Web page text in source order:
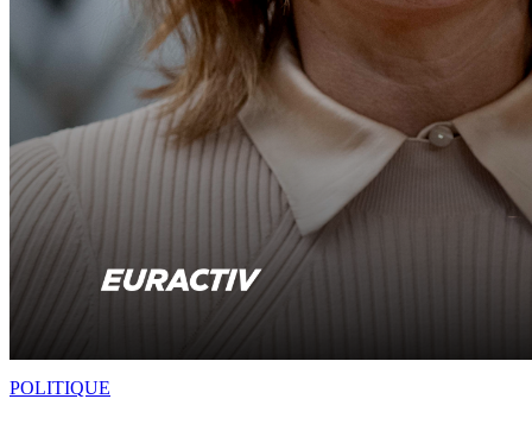
POLITIQUE